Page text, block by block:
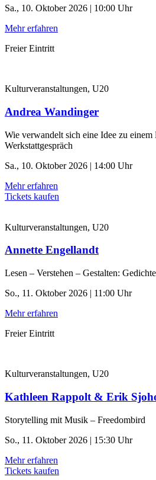
Sa., 10. Oktober 2026 | 10:00 Uhr
Mehr erfahren
Freier Eintritt
Kulturveranstaltungen, U20
Andrea Wandinger
Wie verwandelt sich eine Idee zu einem
Werkstattgespräch
Sa., 10. Oktober 2026 | 14:00 Uhr
Mehr erfahren
Tickets kaufen
Kulturveranstaltungen, U20
Annette Engellandt
Lesen – Verstehen – Gestalten:
So., 11. Oktober 2026 | 11:00 Uhr
Mehr erfahren
Freier Eintritt
Kulturveranstaltungen, U20
Kathleen Rappolt & Erik
Storytelling mit Musik – Freedombird
So., 11. Oktober 2026 | 15:30 Uhr
Mehr erfahren
Tickets kaufen